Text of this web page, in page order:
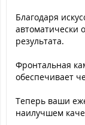
Благодаря
автоматически
результата.
Фронтальная
обеспечивает
Теперь ваши
наилучшем